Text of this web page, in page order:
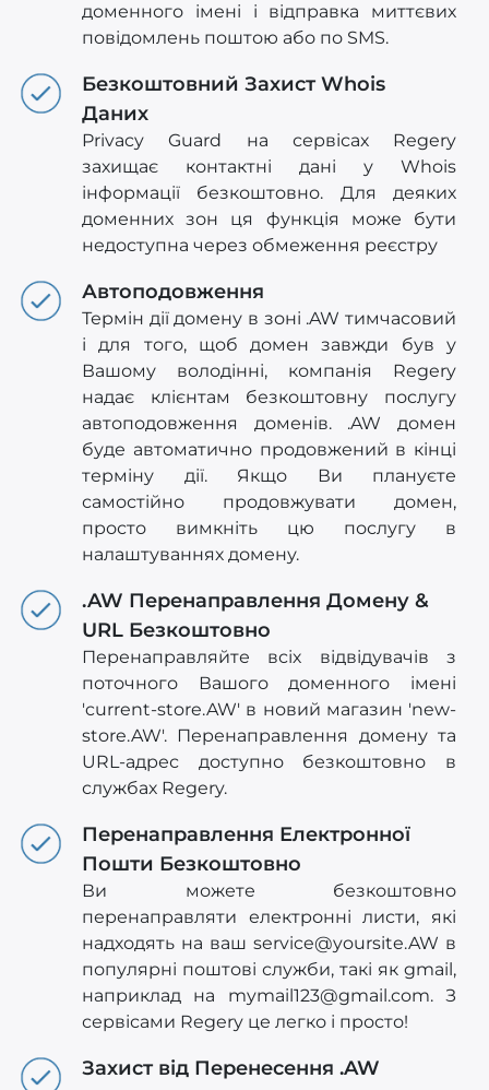
доменного імені і відправка миттєвих
повідомлень поштою або по SMS.
Безкоштовний Захист Whois
Даних
Privacy Guard на сервісах Regery
захищає контактні дані у Whois
інформації безкоштовно. Для деяких
доменних зон ця функція може бути
недоступна через обмеження реєстру
Автоподовження
Термін дії домену в зоні .AW тимчасовий
і для того, щоб домен завжди був у
Вашому володінні, компанія Regery
надає клієнтам безкоштовну послугу
автоподовження доменів. .AW домен
буде автоматично продовжений в кінці
терміну дії. Якщо Ви плануєте
самостійно продовжувати домен,
просто вимкніть цю послугу в
налаштуваннях домену.
.AW Перенаправлення Домену &
URL Безкоштовно
Перенаправляйте всіх відвідувачів з
поточного Вашого доменного імені
'current-store.AW' в новий магазин 'new-
store.AW'. Перенаправлення домену та
URL-адрес доступно безкоштовно в
службах Regery.
Перенаправлення Електронної
Пошти Безкоштовно
Ви можете безкоштовно
перенаправляти електронні листи, які
надходять на ваш service@yoursite.AW в
популярні поштові служби, такі як gmail,
наприклад на mymail123@gmail.com. З
сервісами Regery це легко і просто!
Захист від Перенесення .AW